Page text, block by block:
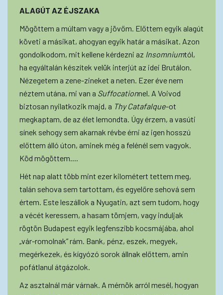
ALAGÚT AZ ÉJSZAKA
Mögöttem a múltam vagy a jövőm. Előttem egyik alagút
követi a másikat, ahogyan egyik határ a másikat. Azon
gondolkodom, mit kellene kérdezni az Insomniumtól,
ha egyáltalán készítek velük interjút az idei Brutálon.
Nézegetem a zene-zineket a neten. Ezer éve nem
néztem utána, mi van a Suffocationnel. A Voivod
biztosan nyilatkozik majd, a Thy Catafalque-ot
megkaptam, de az élet lemondta. Úgy érzem, a vasúti
sínek sehogy sem akarnak révbe érni az igen hosszú
előttem álló úton, aminek még a felénél sem vagyok.
Köd mögöttem....
Hét nap alatt több mint ezer kilométert tettem meg,
talán sehova sem tartottam, és egyelőre sehová sem
értem. Este leszállok a Nyugatin, azt sem tudom, hogy
a vécét keressem, a hasam tömjem, vagy induljak
rögtön Budapest egyik legfenszibb kocsmájába, ahol
„vár-romolnak” rám. Bank, pénz, eszek, megyek,
megérkezek, és kígyózó sorok állnak előttem, amin
pofátlanul átgázolok.
Az asztalnál már várnak. A mérnök arról mesél, hogyan